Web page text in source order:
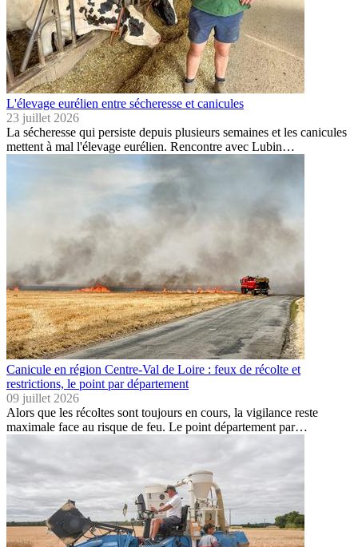
L'élevage eurélien entre sécheresse et canicules
23 juillet 2026
La sécheresse qui persiste depuis plusieurs semaines et les canicules
mettent à mal l'élevage eurélien. Rencontre avec Lubin…
Canicule en région Centre-Val de Loire : feux de récolte et
restrictions, le point par département
09 juillet 2026
Alors que les récoltes sont toujours en cours, la vigilance reste
maximale face au risque de feu. Le point département par…